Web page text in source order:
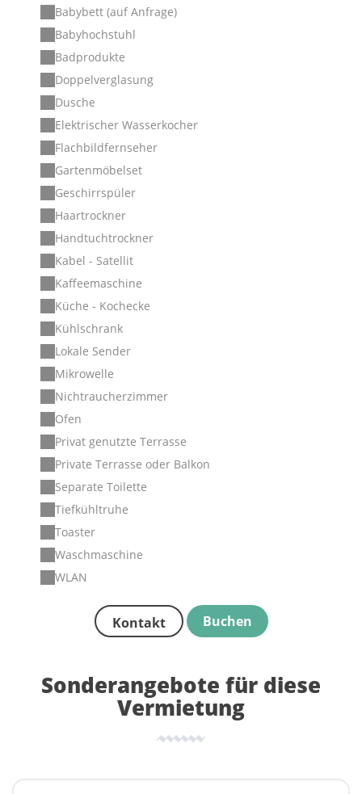
Babybett (auf Anfrage)
Babyhochstuhl
Badprodukte
Doppelverglasung
Dusche
Elektrischer Wasserkocher
Flachbildfernseher
Gartenmöbelset
Geschirrspüler
Haartrockner
Handtuchtrockner
Kabel - Satellit
Kaffeemaschine
Küche - Kochecke
Kühlschrank
Lokale Sender
Mikrowelle
Nichtraucherzimmer
Ofen
Privat genutzte Terrasse
Private Terrasse oder Balkon
Separate Toilette
Tiefkühltruhe
Toaster
Waschmaschine
WLAN
Kontakt Buchen
Sonderangebote für diese
Vermietung